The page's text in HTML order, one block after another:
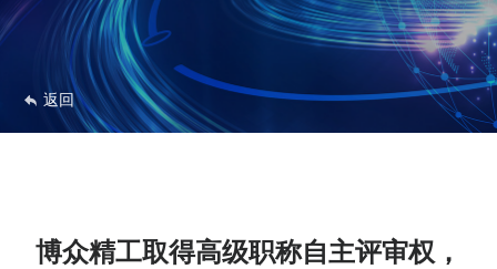
返回
博众精工取得高级职称自主评审权，